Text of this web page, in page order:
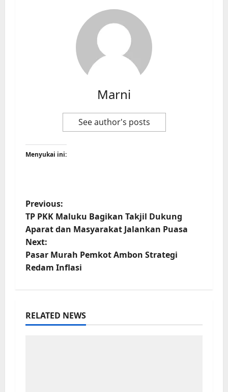
Marni
See author's posts
Menyukai ini:
Previous:
TP PKK Maluku Bagikan Takjil Dukung
Aparat dan Masyarakat Jalankan Puasa
Next:
Pasar Murah Pemkot Ambon Strategi
Redam Inflasi
RELATED NEWS